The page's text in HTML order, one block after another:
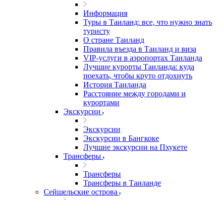
Информация
Туры в Таиланд: все, что нужно знать
туристу
О стране Таиланд
Правила въезда в Таиланд и виза
VIP-услуги в аэропортах Таиланда
Лучшие курорты Таиланда: куда
поехать, чтобы круто отдохнуть
История Таиланда
Расстояние между городами и
курортами
Экскурсии
Экскурсии
Экскурсии в Бангкоке
Лучшие экскурсии на Пхукете
Трансферы
Трансферы
Трансферы в Таиланде
Сейшельские острова